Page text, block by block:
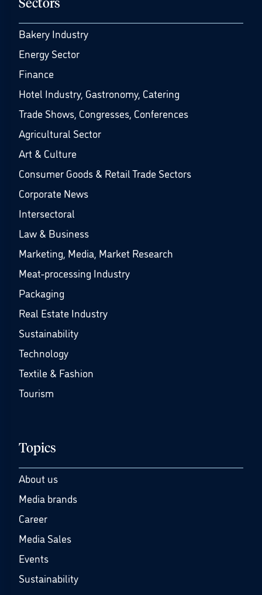
Sectors
Bakery Industry
Energy Sector
Finance
Hotel Industry, Gastronomy, Catering
Trade Shows, Congresses, Conferences
Agricultural Sector
Art & Culture
Consumer Goods & Retail Trade Sectors
Corporate News
Intersectoral
Law & Business
Marketing, Media, Market Research
Meat-processing Industry
Packaging
Real Estate Industry
Sustainability
Technology
Textile & Fashion
Tourism
Topics
About us
Media brands
Career
Media Sales
Events
Sustainability